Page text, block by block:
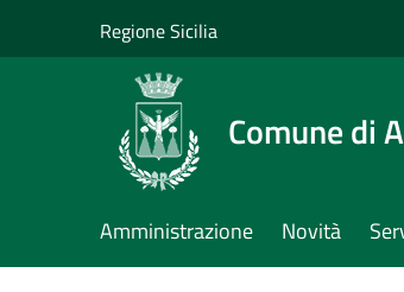
Regione Sicilia
Comune di
Amministrazione Novità